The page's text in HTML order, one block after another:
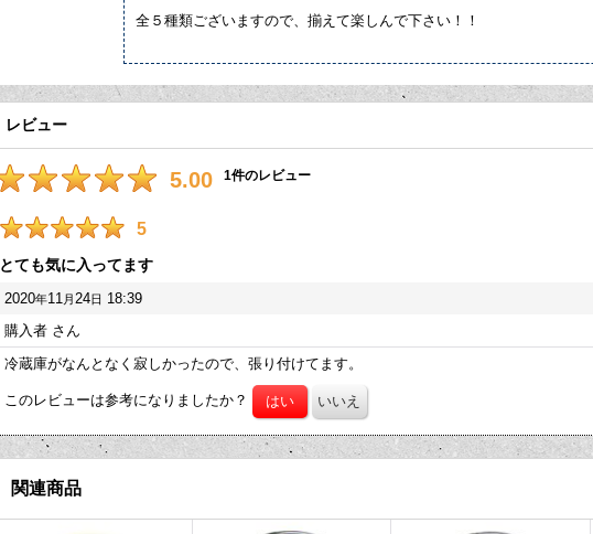
全５種類ございますので、揃えて楽しんで下さい！！
レビュー
5.00 1件のレビュー
5
とても気に入ってます
2020年11月24日 18:39
購入者 さん
冷蔵庫がなんとなく寂しかったので、張り付けてます。
このレビューは参考になりましたか？
関連商品